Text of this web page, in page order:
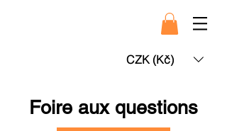
CZK (Kč)
Foire aux questions